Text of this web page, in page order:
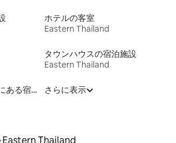
ホテルの客室
Eastern Thailand
タウンハウスの宿泊施設
Eastern Thailand
ウォーターフロントにある宿泊施設
さらに表示
Eastern Thailand